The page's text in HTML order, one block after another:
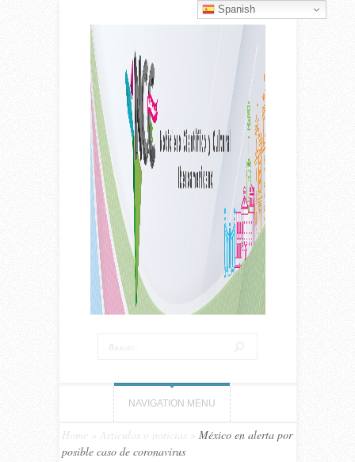
NAVIGATION MENU
Home Artículos o noticias
México en alerta por
posible caso de coronavirus
Spanish